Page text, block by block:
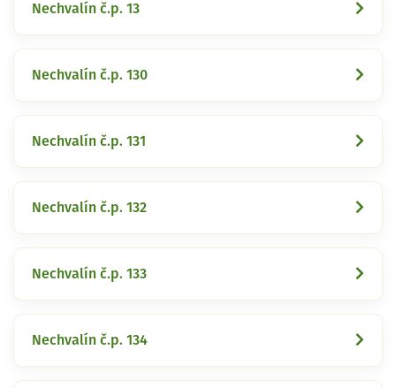
Nechvalín č.p. 13
Nechvalín č.p. 130
Nechvalín č.p. 131
Nechvalín č.p. 132
Nechvalín č.p. 133
Nechvalín č.p. 134